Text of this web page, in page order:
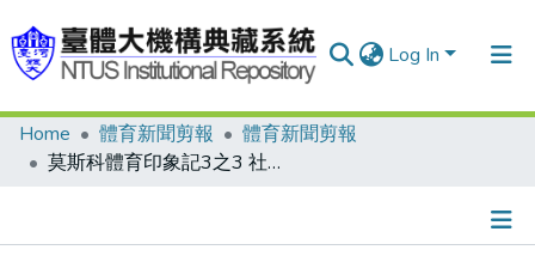
Log In
Communities & Collections
Home 體育新聞剪報
體育新聞剪報
莫斯科體育印象記3之3 社會主義的訓練 無可匹敵的成就 中、蘇體育 值得加速推展